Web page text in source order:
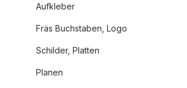
Aufkleber
Fräs Buchstaben, Logo
Schilder, Platten
Planen